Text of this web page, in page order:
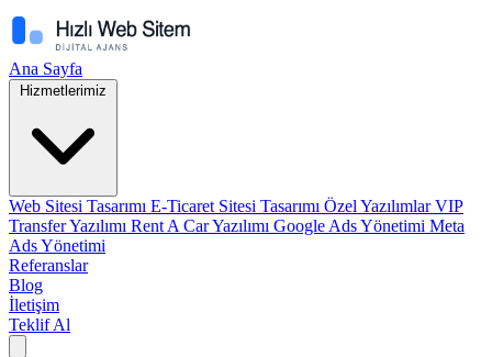
Ana Sayfa
Hizmetlerimiz
Web Sitesi Tasarımı E-Ticaret Sitesi Tasarımı Özel YazılımlarVIP
Transfer Yazılımı Rent A Car Yazılımı Google Ads Yönetimi Meta
Ads Yönetimi
Referanslar
Blog
İletişim
Teklif Al